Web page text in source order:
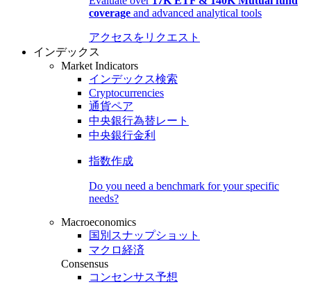
coverage and advanced analytical tools
アクセスをリクエスト
インデックス
Market Indicators
インデックス検索
Cryptocurrencies
通貨ペア
中央銀行為替レート
中央銀行金利
指数作成
Do you need a benchmark for your specific
needs?
Macroeconomics
国別スナップショット
マクロ経済
Consensus
コンセンサス予想